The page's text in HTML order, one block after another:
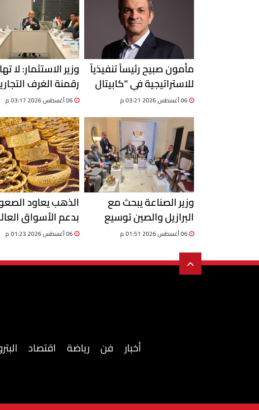
مأمون صبيح رئيساً تنفيذياً
للاستراتيجية في "كابيتال
دوت كوم"
وزير الاستثمار: لا
رقمنة الغرف
قاعدة بيانات محدثة
للشركات
06 أغسطس 2026 03:17 م
وزير الصناعة يبحث مع
البرازيل والصين توسيع
الشراكات الصناعية وجذب
الذهب يعاود
بدعم الأسواق
والجنيه يكبح الارتفاع
06 أغسطس 2026 01:23 م
أخبار فن رياضة اقتصاد